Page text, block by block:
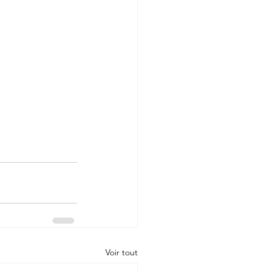
Voir tout